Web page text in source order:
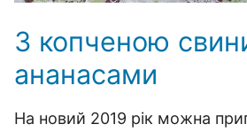
З копченою
ананасами
На новий 2019 рік можна